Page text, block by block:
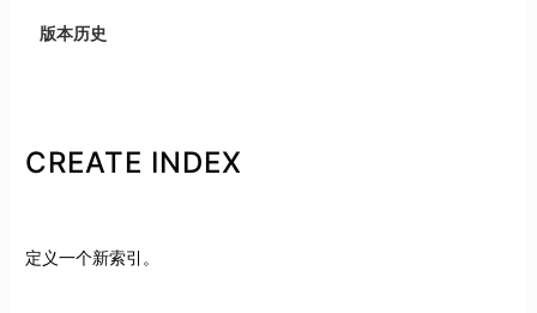
版本历史
CREATE INDEX
定义一个新索引。